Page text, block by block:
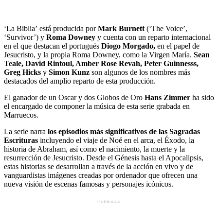
‘La Biblia’ está producida porMark Burnett (‘The Voice’,
‘Survivor’) y Roma Downey y cuenta con un reparto internacional
en el que destacan el portugués Diogo Morgado, en el papel de
Jesucristo, y la propia Roma Downey, como la Virgen María. Sean
Teale, David Rintoul, Amber Rose Revah, Peter Guinnesss,
Greg Hicks y Simon Kunz son algunos de los nombres más
destacados del amplio reparto de esta producción.
El ganador de un Oscar y dos Globos de Oro Hans Zimmer ha sido
el encargado de componer la música de esta serie grabada en
Marruecos.
La serie narra los episodios más significativos de las Sagradas
Escrituras incluyendo el viaje de Noé en el arca, el Éxodo, la
historia de Abraham, así como el nacimiento, la muerte y la
resurrección de Jesucristo. Desde el Génesis hasta el Apocalipsis,
estas historias se desarrollan a través de la acción en vivo y de
vanguardistas imágenes creadas por ordenador que ofrecen una
nueva visión de escenas famosas y personajes icónicos.
- Publicidad -